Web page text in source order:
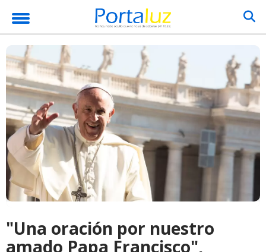
"Una oración por nuestro
amado Papa Francisco",